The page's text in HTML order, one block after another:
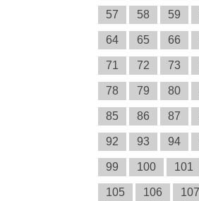
57 58 59
64 65 66
71 72 73
78 79 80
85 86 87
92 93 94
99 100 101
105 106 107